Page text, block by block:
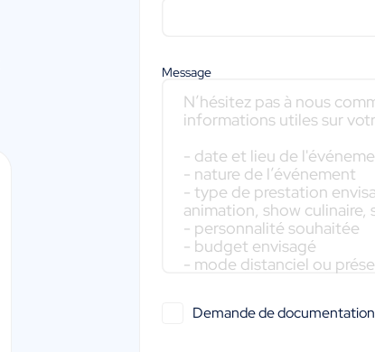
Message
Demande de documentation